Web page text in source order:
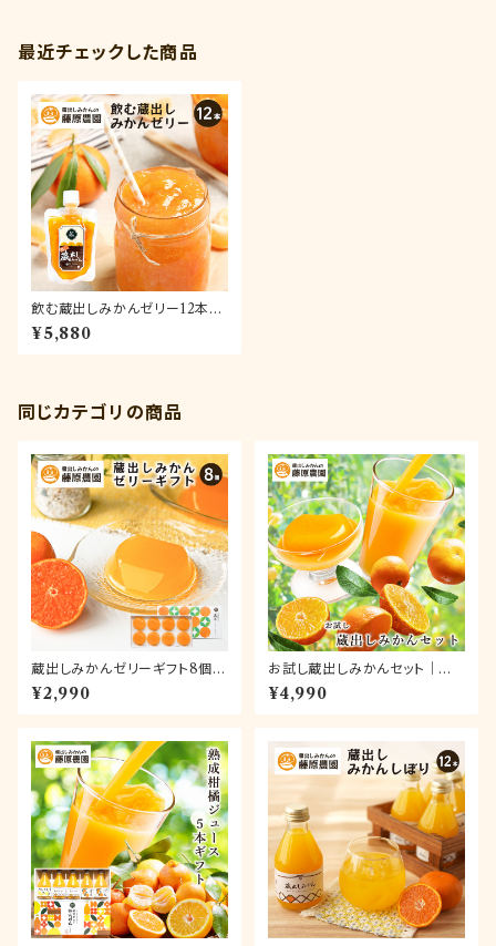
最近チェックした商品
飲む蔵出しみかんゼリー12本セ
ット【送料無料】
¥5,880
同じカテゴリの商品
蔵出しみかんゼリーギフト8個入
【送料無料】
¥2,990
お試し蔵出しみかんセット｜ジュ
ースとゼリーが楽しめる人気商
品詰め合わせ。お試しにもギフト
¥4,990